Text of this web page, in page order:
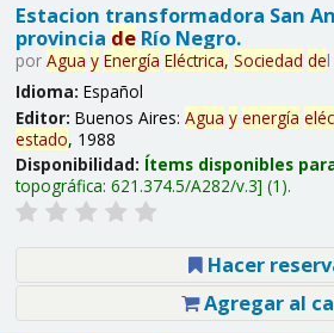
Estacion transformadora San
provincia deRío Negro.
por Agua y Energía Eléctrica, Sociedad del
Idioma: Español
Editor: Buenos Aires: Agua y energía
estado, 1988
Disponibilidad: Ítems disponibles
topográfica: 621.374.5/A282/v.3 (1).
Hacer
Agregar al